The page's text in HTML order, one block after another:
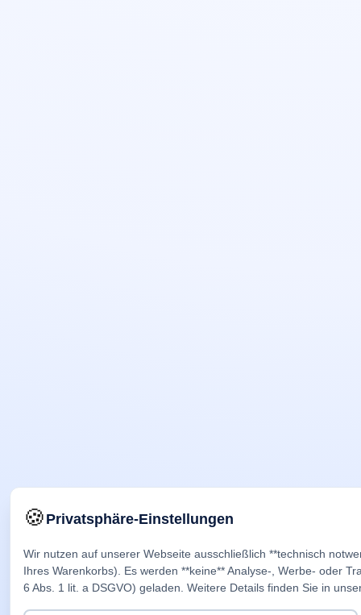
🍪Privatsphäre-Einstellungen
Wir nutzen auf unserer Webseite ausschließlich **technisch
Ihres Warenkorbs). Es werden **keine** Analyse-, Werbe- oder
6 Abs. 1 lit. a DSGVO) geladen. Weitere Details finden Sie in